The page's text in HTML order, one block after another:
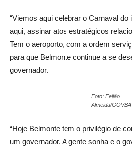
“Viemos aqui celebrar o Carnaval do
aqui, assinar atos estratégicos
Tem o aeroporto, com a ordem
para que Belmonte continue a se
governador.
Foto: Feijão
Almeida/GOVBA
“Hoje Belmonte tem o privilégio de
um governador. A gente sonha e o